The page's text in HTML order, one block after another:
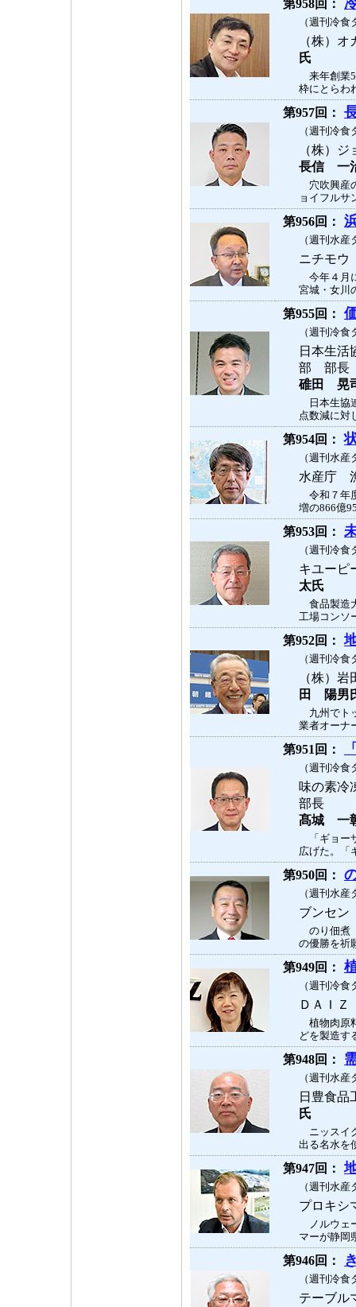
第958回：
（週刊冷
（株）
氏
来年創業
枠にとらわ
第957回：
（週刊冷
（株）
長信 一
穴吹興産
ョイフルサ
第956回：
（週刊水
ニチモ
今年４月
宮城・女川
第955回：
（週刊冷
日本生
部 部
碓田 晃
日本生協
点数減に対
第954回：
（週刊水
水産庁
令和７年
増の866億
第953回：
（週刊冷
キユー
太氏
食品製造
工場コンソ
第952回：
（週刊冷
（株）
田 陽男
九州でト
業者オーナ
第951回：
（週刊冷
味の素冷
部長
髙城 一
「ギョー
広げた。「
第950回：
（週刊水
ブンセ
のり佃煮
の優勝を祈
第949回：
（週刊冷
ＤＡＩ
植物肉原
どを製造す
第948回：
（週刊水
日豊食
氏
ニッスイ
出る名水を
第947回：
（週刊水
プロキ
ノルウェ
マーが静岡
第946回：
（週刊冷
テーブ